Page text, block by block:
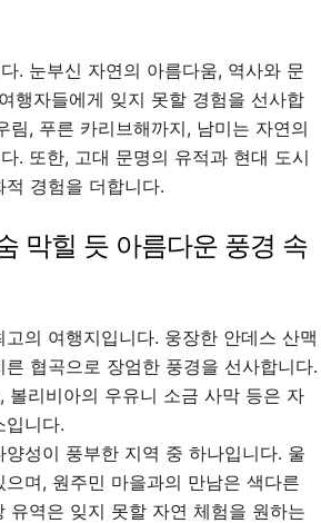
. 눈부신 자연의 아름다움, 역사와 문
행자들에게 잊지 못할 경험을 선사합
, 푸른 카리브해까지, 남미는 자연의
. 또한, 고대 문명의 유적과 현대 도시
경험을 더합니다.
막힐 듯 아름다운 풍경 속
의 여행지입니다. 웅장한 안데스 산맥
협곡으로 장엄한 풍경을 선사합니다.
볼리비아의 우유니 소금 사막 등은 자
입니다.
성이 풍부한 지역 중 하나입니다. 울
며, 원주민 마을과의 만남은 색다른
유역은 잊지 못할 자연 체험을 원하는